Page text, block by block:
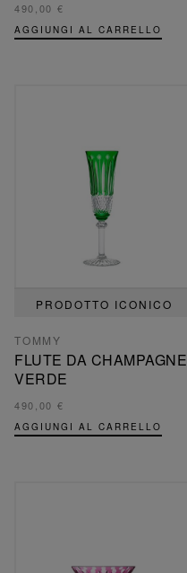
490,00 €
AGGIUNGI AL CARRELLO
PRODOTTO ICONICO
TOMMY
FLUTE DA CHAMPAGNE
VERDE
490,00 €
AGGIUNGI AL CARRELLO